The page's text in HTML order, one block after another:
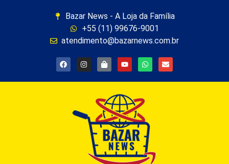
Bazar News - A Loja da Família
+55 (11) 99676-9001
atendimento@bazarnews.com.br